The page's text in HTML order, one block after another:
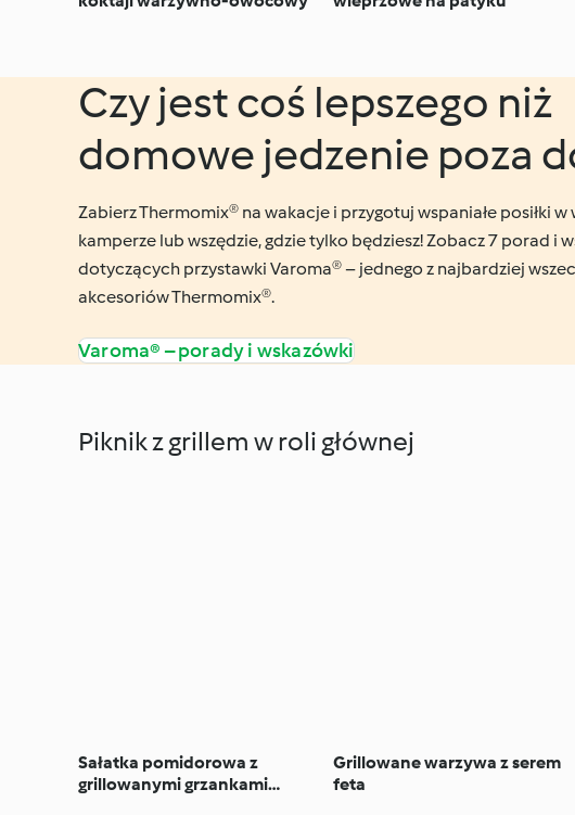
Czy jest coś lepszego niż
domowe jedzenie poza
Zabierz Thermomix® na wakacje i przygotuj wspaniałe posiłki
kamperze lub wszędzie, gdzie tylko będziesz! Zobacz 7 porad i
dotyczących przystawki Varoma® – jednego z najbardziej
akcesoriów Thermomix®.
Varoma® – porady i wskazówki
Piknik z grillem w roli głównej
Sałatka pomidorowa z
grillowanymi grzankami
Grillowane warzywa z serem
feta